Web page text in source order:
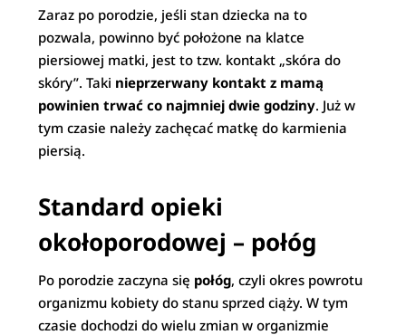
Zaraz po porodzie, jeśli stan dziecka na to
pozwala, powinno być położone na klatce
piersiowej matki, jest to tzw. kontakt „skóra do
skóry”. Taki nieprzerwany kontakt z mamą
powinien trwać co najmniej dwie godziny. Już w
tym czasie należy zachęcać matkę do karmienia
piersią.
Standard opieki
okołoporodowej – połóg
Po porodzie zaczyna się połóg, czyli okres powrotu
organizmu kobiety do stanu sprzed ciąży. W tym
czasie dochodzi do wielu zmian w organizmie